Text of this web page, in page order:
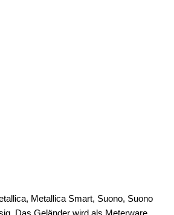
Metallica Smart, Suono, Suono
Das Geländer wird als Meterware